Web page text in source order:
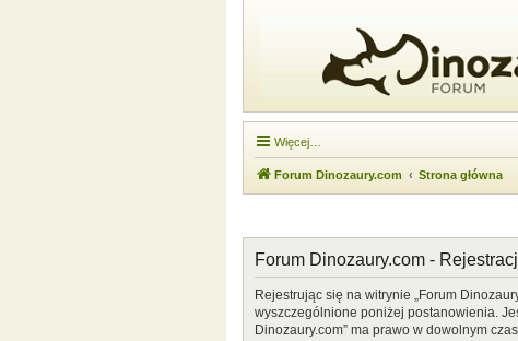
Więcej…
Forum Dinozaury.com Strona główna
Forum Dinozaury.com -
Rejestrując się na witrynie „Forum
wyszczególnione poniżej postanowienia.
Dinozaury.com” ma prawo w dowolnym